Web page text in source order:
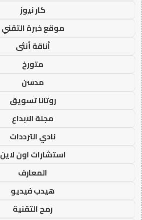
كار نيوز
موقع خبرة التقني
أناقة أنثى
متورخ
مدسن
روتانا تسويق
مجلة الابداع
نادي الترددات
استشارات اون لاين
المعارف
هيدب فيديو
رمح التقنية